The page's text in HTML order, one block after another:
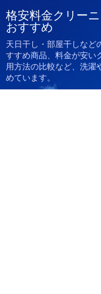
格安料金クリー
おすすめ
天日干し・部屋干しなど
すすめ商品、料金が安い
用方法の比較など、洗濯
めています。